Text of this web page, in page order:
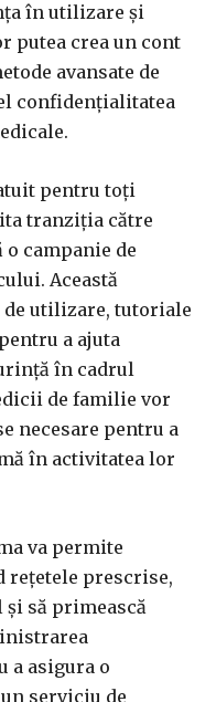
în utilizare și
putea crea un cont
avansate de
confidențialitatea
pentru toți
tranziția către
campanie de
Această
utilizare, tutoriale
a ajuta
în cadrul
de familie vor
necesare pentru a
în activitatea lor
va permite
rețetele prescrise,
să primească
a asigura o
serviciu de